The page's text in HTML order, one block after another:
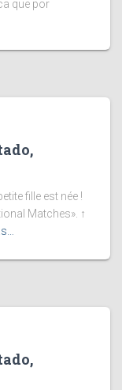
que por
fille est née !
Matches». ↑